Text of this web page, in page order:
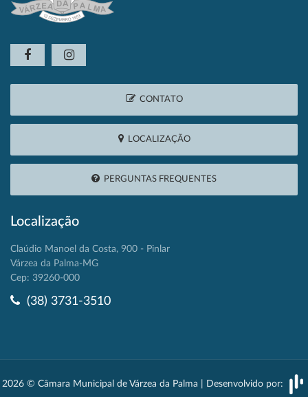
CONTATO
LOCALIZAÇÃO
PERGUNTAS FREQUENTES
Localização
Claúdio Manoel da Costa, 900 - Pinlar
Várzea da Palma-MG
Cep: 39260-000
(38) 3731-3510
2026 © Câmara Municipal de Várzea da Palma | Desenvolvido por: